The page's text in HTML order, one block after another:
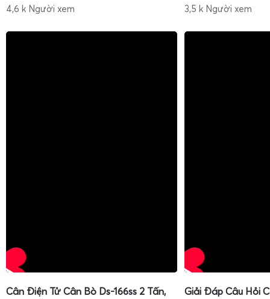
4,6 k Người xem 3,5 k Người xem
Cân Điện Tử Cân Bò Ds-166ss 2 Tấn,
Giải Đáp Câu Hỏi